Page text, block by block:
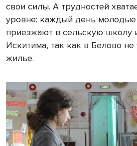
свои силы. А трудностей
уровне: каждый день молодые
приезжают в сельскую школу
Искитима, так как в Белово не
жилье.